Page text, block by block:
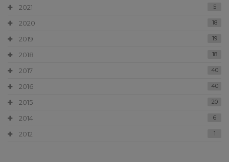
2021 5
2020 18
2019 19
2018 18
2017 40
2016 40
2015 20
2014 6
2012 1